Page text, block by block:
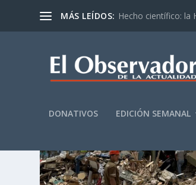
MÁS LEÍDOS: Hecho científico: la
DONATIVOS EDICIÓN SEMANAL